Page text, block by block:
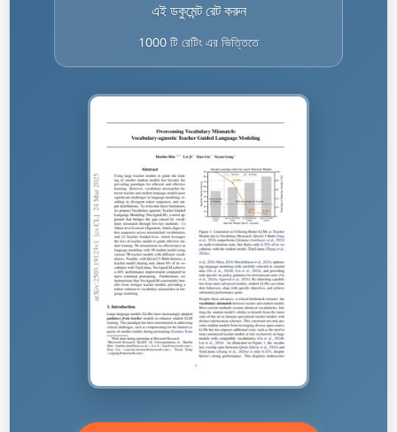
এই ডকুমেন্ট রেট করুন
1000 টি রেটিং এর ভিত্তিতে